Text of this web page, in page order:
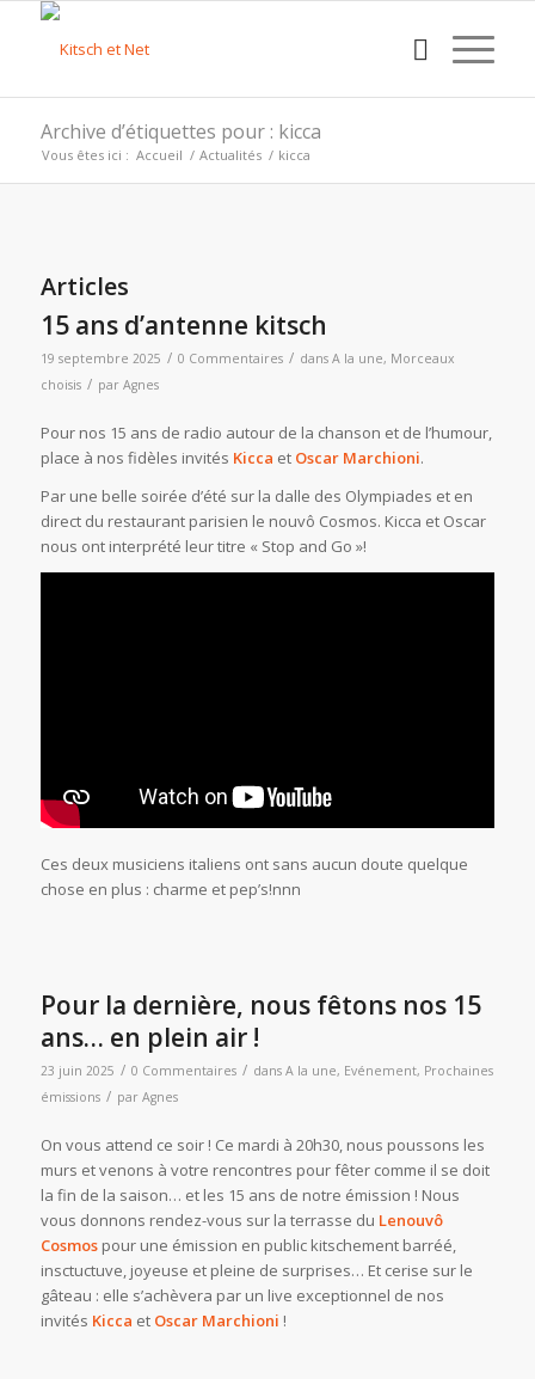
Archive d’étiquettes pour : kicca
Vous êtes ici : Accueil / Actualités / kicca
Articles
15 ans d’antenne kitsch
19 septembre 2025 / 0 Commentaires / dans A la une, Morceaux
choisis / par Agnes
Pour nos 15 ans de radio autour de la chanson et de l’humour,
place à nos fidèles invités Kicca et Oscar Marchioni.
Par une belle soirée d’été sur la dalle des Olympiades et en
direct du restaurant parisien le nouvô Cosmos. Kicca et Oscar
nous ont interprété leur titre « Stop and Go »!
Ces deux musiciens italiens ont sans aucun doute quelque
chose en plus : charme et pep’s!nnn
Pour la dernière, nous fêtons nos 15
ans… en plein air !
23 juin 2025 / 0 Commentaires / dans A la une, Evénement, Prochaines
émissions / par Agnes
On vous attend ce soir ! Ce mardi à 20h30, nous poussons les
murs et venons à votre rencontres pour fêter comme il se doit
la fin de la saison… et les 15 ans de notre émission ! Nous
vous donnons rendez-vous sur la terrasse du Lenouvô
Cosmospour une émission en public kitschement barréé,
insctuctuve, joyeuse et pleine de surprises… Et cerise sur le
gâteau : elle s’achèvera par un live exceptionnel de nos
invités Kicca et Oscar Marchioni !